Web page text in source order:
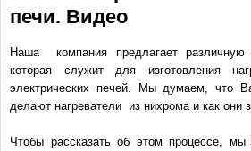
печи. Видео
Наша компания предлагает различную
которая служит для изготовления
электрических печей. Мы думаем, что
делают нагреватели из нихрома и как они
Чтобы рассказать об этом процессе, мы